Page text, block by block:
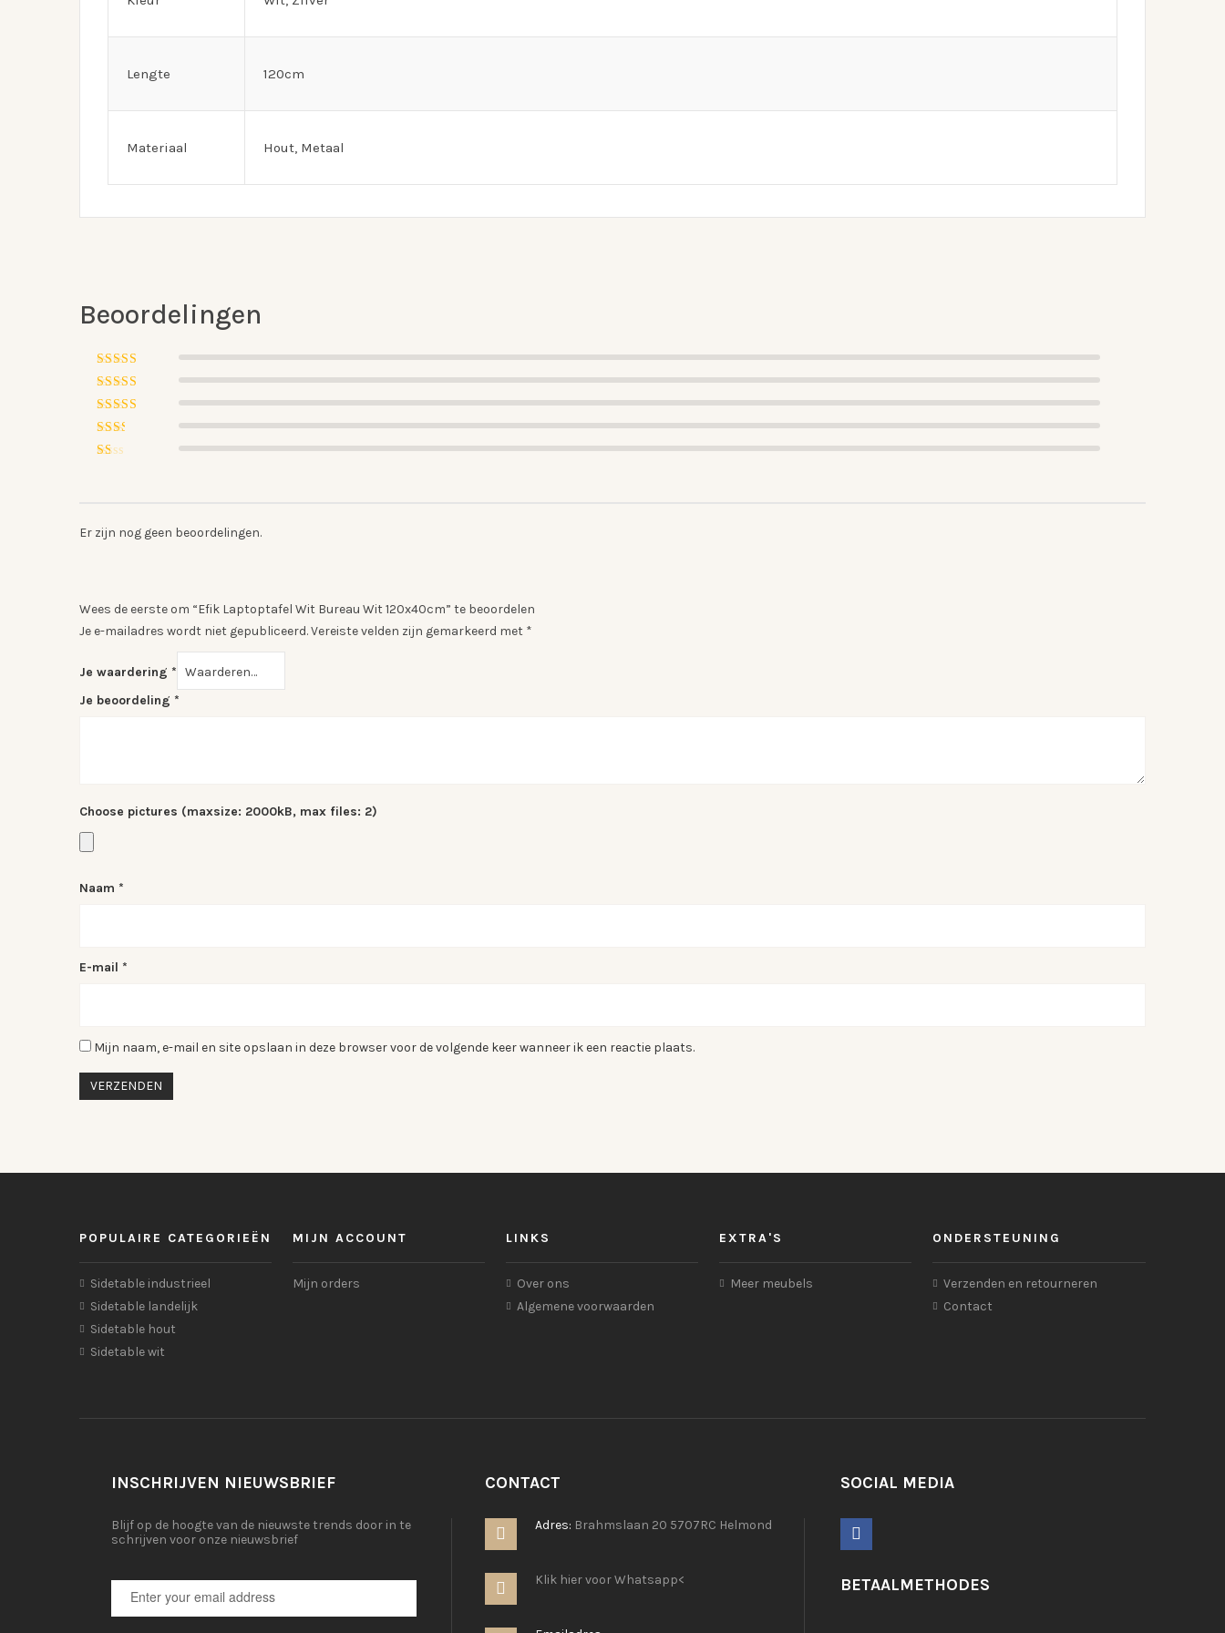
Lengte 120cm
Materiaal Hout, Metaal
Beoordelingen
Gewaardeerd
Gewaardeerd
Gewaardeerd
5
Gewaardeerd
Er zijn nog geen beoordelingen.
Wees de eerste om “Efik Laptoptafel Wit Bureau Wit 120x40cm” te beoordelen
Je e-mailadres wordt niet gepubliceerd.Vereiste velden zijn gemarkeerd met *
Je waardering *
Je beoordeling *
Choose pictures (maxsize: 2000kB, max files: 2)
Naam *
E-mail *
Mijn naam, e-mail en site opslaan in deze browser voor de volgende keer wanneer ik een reactie plaats.
POPULAIRE CATEGORIEËN
Sidetable industrieel
Sidetable landelijk
Sidetable hout
Sidetable wit
MIJN ACCOUNT
Mijn orders
LINKS
Over ons
Algemene voorwaarden
EXTRA'S
Meer meubels
ONDERSTEUNING
Verzenden en retourneren
Contact
INSCHRIJVEN NIEUWSBRIEF
Blijf op de hoogte van de nieuwste trends door in te
schrijven voor onze nieuwsbrief
CONTACT
Adres: Brahmslaan 20 5707RC Helmond
Klik hier voor Whatsapp<
SOCIAL MEDIA
BETAALMETHODES